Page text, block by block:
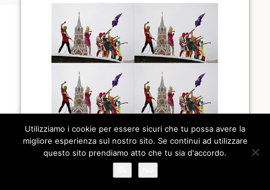
Utilizziamo i cookie per essere sicuri che tu possa avere la
migliore esperienza sul nostro sito. Se continui ad utilizzare
questo sito prendiamo atto che tu sia d'accordo.